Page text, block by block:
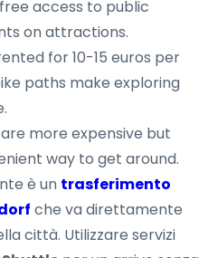
access to public
on attractions.
for 10-15 euros per
paths make exploring
are more expensive but
way to get around.
è un trasferimento
che va direttamente
città. Utilizzare servizi